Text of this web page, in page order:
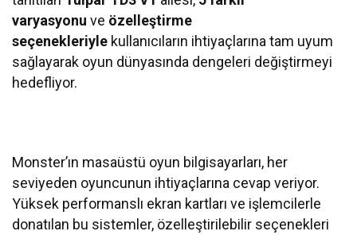
varyasyonu ve özelleştirme
seçenekleriyle kullanıcıların ihtiyaçlarına tam uyum
sağlayarak oyun dünyasında dengeleri değiştirmeyi
hedefliyor.
Monster’ın masaüstü oyun bilgisayarları, her
seviyeden oyuncunun ihtiyaçlarına cevap veriyor.
Yüksek performanslı ekran kartları ve işlemcilerle
donatılan bu sistemler, özelleştirilebilir seçenekleri